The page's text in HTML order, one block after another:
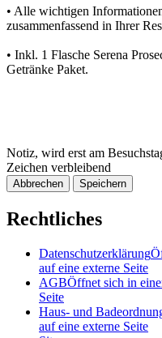
• Alle wichtigen
zusammenfassend in Ihrer
• Inkl. 1 Flasche Serena
Getränke Paket.
Notiz, wird erst am
Zeichen verbleibend
Abbrechen Speichern
Rechtliches
Datenschutzerklärung
auf eine externe Seite
AGBÖffnet sich in
Seite
Haus- und
auf eine externe Seite